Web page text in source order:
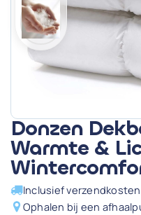
Donzen
Warmte &
Inclusief verzendkosten
Ophalen bij een